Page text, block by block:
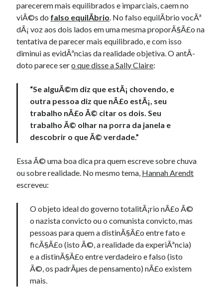
parecerem mais equilibrados e imparciais, caem no
viÃ©s do falso equilÃ­brio. No falso equilÃ­brio vocÃª
dÃ¡ voz aos dois lados em uma mesma proporÃ§Ã£o na
tentativa de parecer mais equilibrado, e com isso
diminui as evidÃªncias da realidade objetiva. O antÃ­
doto parece sero que disse a Sally Claire:
“Se alguÃ©m diz que estÃ¡ chovendo, e
outra pessoa diz que nÃ£o estÃ¡, seu
trabalho nÃ£o Ã© citar os dois. Seu
trabalho Ã© olhar na porra da janela e
descobrir o que Ã© verdade.”
Essa Ã© uma boa dica pra quem escreve sobre chuva
ou sobre realidade. No mesmo tema, Hannah Arendt
escreveu:
O objeto ideal do governo totalitÃ¡rio nÃ£o Ã©
o nazista convicto ou o comunista convicto, mas
pessoas para quem a distinÃ§Ã£o entre fato e
ficÃ§Ã£o (isto Ã©, a realidade da experiÃªncia)
e a distinÃ§Ã£o entre verdadeiro e falso (isto
Ã©, os padrÃµes de pensamento) nÃ£o existem
mais.